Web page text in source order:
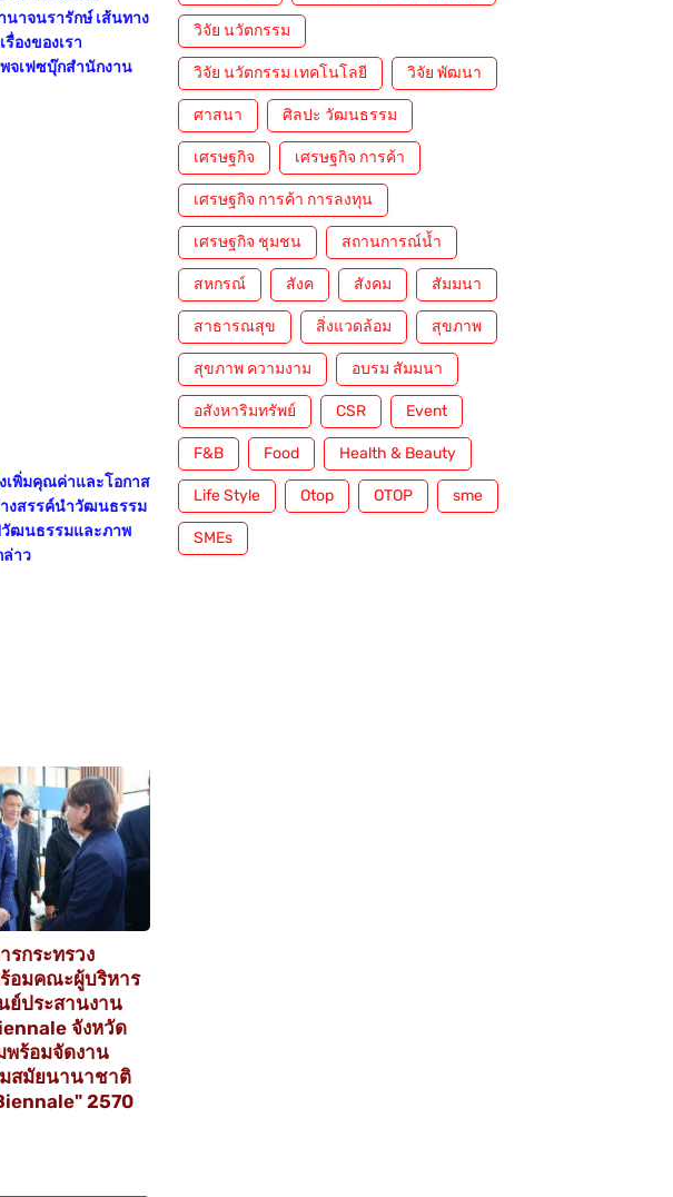
นาจนรารักษ์ เส้นทาง
องของเรา
จเฟซบุ๊กสำนักงาน
เพิ่มคุณค่าและโอกาส
งสรรค์นำวัฒนธรรม
วัฒนธรรมและภาพ
าว
รกระทรวง
อมคณะผู้บริหาร
ย์ประสานงาน
จังหวัด
พร้อมจัดงาน
สมัยนานาชาติ
2570
วิจัย นวัตกรรม
วิจัย นวัตกรรม เทคโนโลยี วิจัย พัฒนา
ศาสนา ศิลปะ วัฒนธรรม
เศรษฐกิจ เศรษฐกิจ การค้า
เศรษฐกิจ การค้า การลงทุน
เศรษฐกิจ ชุมชน สถานการณ์น้ำ
สหกรณ์ สังค สังคม สัมมนา
สาธารณสุข สิ่งแวดล้อม สุขภาพ
สุขภาพ ความงาม อบรม สัมมนา
อสังหาริมทรัพย์ CSR Event
F&B Food Health & Beauty
Life Style Otop OTOP sme
SMEs